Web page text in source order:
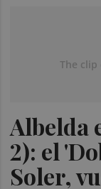
Albelda
2): el
Soler,